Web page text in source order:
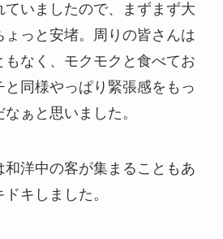
ていましたので、まずまず大
っと安堵。周りの皆さんは
もなく、モクモクと食べてお
と同様やっぱり緊張感をもっ
ぁと思いました。
和洋中の客が集まることもあ
キしました。